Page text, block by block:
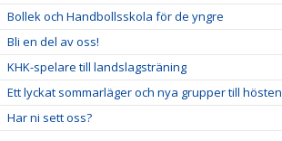
Bollek och Handbollsskola för de yngre
Bli en del av oss!
KHK-spelare till landslagsträning
Ett lyckat sommarläger och nya grupper till hösten
Har ni sett oss?